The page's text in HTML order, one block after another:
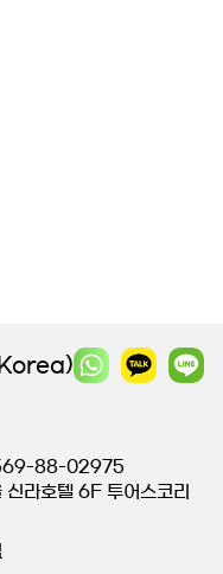
Korea)
88-02975
라호텔 6F 투어스코리